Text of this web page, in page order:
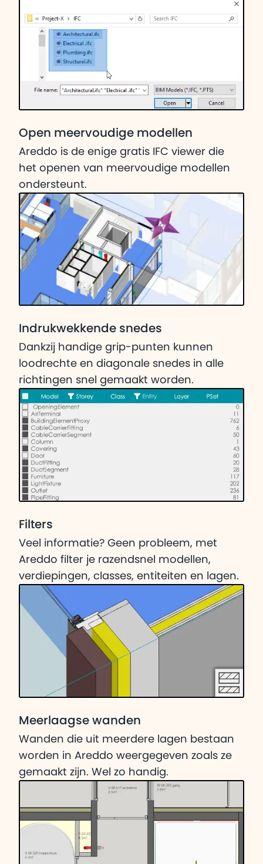
Open meervoudige modellen
Areddo is de enige gratis IFC viewer die
het openen van meervoudige modellen
ondersteunt.
Indrukwekkende snedes
Dankzij handige grip-punten kunnen
loodrechte en diagonale snedes in alle
richtingen snel gemaakt worden.
Filters
Veel informatie? Geen probleem, met
Areddo filter je razendsnel modellen,
verdiepingen, classes, entiteiten en lagen.
Meerlaagse wanden
Wanden die uit meerdere lagen bestaan
worden in Areddo weergegeven zoals ze
gemaakt zijn. Wel zo handig.